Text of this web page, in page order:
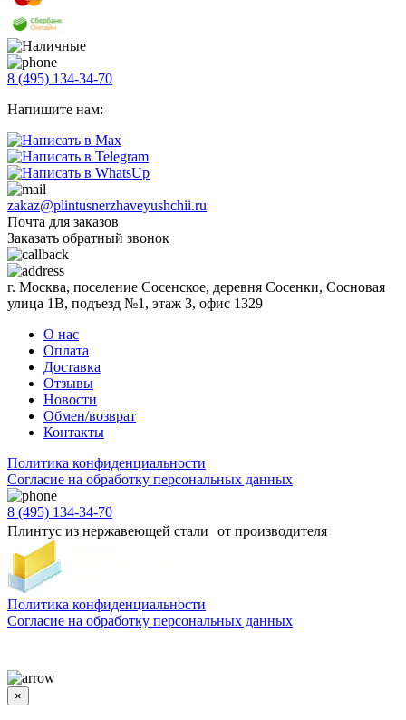
8 (495) 134-34-70
Напишите нам:
zakaz@plintusnerzhaveyushchii.ru
Почта для заказов
Заказать обратный звонок
г. Москва, поселение Сосенское, деревня Сосенки, Сосновая
улица 1В, подъезд №1, этаж 3, офис 1329
О нас
Оплата
Доставка
Отзывы
Новости
Обмен/возврат
Контакты
Политика конфиденциальности
Согласиe на обработку персональных данных
8 (495) 134-34-70
Плинтус из нержавеющей стали от производителя
Политика конфиденциальности
Согласиe на обработку персональных данных
×